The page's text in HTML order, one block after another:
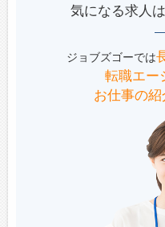
気になる求人
ジョブズゴーでは
転職エー
お仕事の紹